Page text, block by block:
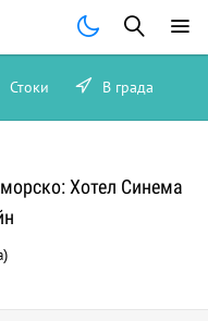
Стоки В града
Хотел Синема